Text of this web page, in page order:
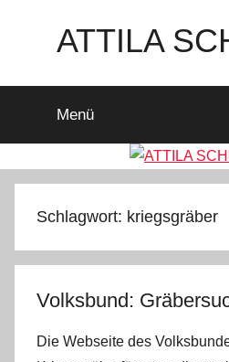
ATTILA
spannendMenü
Schlagwort: kriegsgräber
Volksbund:
Die Webseite des